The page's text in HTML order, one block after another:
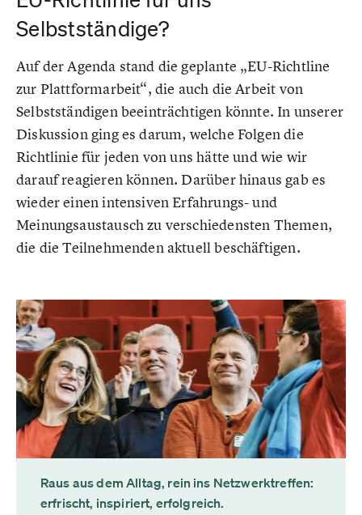
Selbstständige?
Auf der Agenda stand die geplante „EU-Richtline
zur Plattformarbeit“, die auch die Arbeit von
Selbstständigen beeinträchtigen könnte. In unserer
Diskussion ging es darum, welche Folgen die
Richtlinie für jeden von uns hätte und wie wir
darauf reagieren können. Darüber hinaus gab es
wieder einen intensiven Erfahrungs- und
Meinungsaustausch zu verschiedensten Themen,
die die Teilnehmenden aktuell beschäftigen.
Raus aus dem Alltag, rein ins Netzwerktreffen:
erfrischt, inspiriert, erfolgreich.